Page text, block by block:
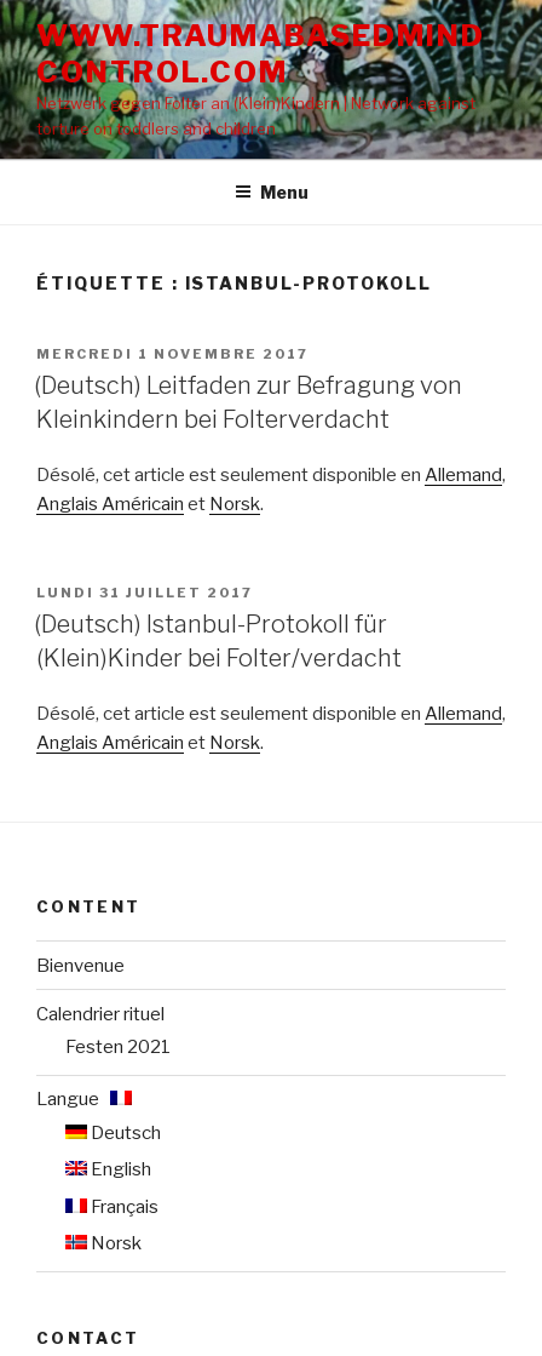
Aller
au
contenu
principal
WWW.TRAUMABASEDMIND
CONTROL.COM
Netzwerk gegen Folter an (Klein)Kindern | Network against
torture on toddlers and children
Menu
ÉTIQUETTE : ISTANBUL-PROTOKOLL
PUBLIÉ
LE
MERCREDI 1 NOVEMBRE 2017
(Deutsch) Leitfaden zur Befragung von
Kleinkindern bei Folterverdacht
Désolé, cet article est seulement disponible en Allemand,
Anglais Américain et Norsk.
PUBLIÉ
LE
LUNDI 31 JUILLET 2017
(Deutsch) Istanbul-Protokoll für
(Klein)Kinder bei Folter/verdacht
Désolé, cet article est seulement disponible en Allemand,
Anglais Américain et Norsk.
CONTENT
Bienvenue
Calendrier rituel
Festen 2021
Langue :
Deutsch
English
Français
Norsk
CONTACT